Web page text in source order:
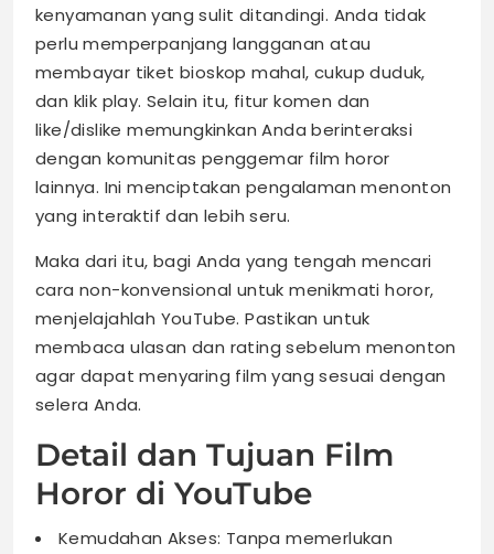
kenyamanan yang sulit ditandingi. Anda tidak
perlu memperpanjang langganan atau
membayar tiket bioskop mahal, cukup duduk,
dan klik play. Selain itu, fitur komen dan
like/dislike memungkinkan Anda berinteraksi
dengan komunitas penggemar film horor
lainnya. Ini menciptakan pengalaman menonton
yang interaktif dan lebih seru.
Maka dari itu, bagi Anda yang tengah mencari
cara non-konvensional untuk menikmati horor,
menjelajahlah YouTube. Pastikan untuk
membaca ulasan dan rating sebelum menonton
agar dapat menyaring film yang sesuai dengan
selera Anda.
Detail dan Tujuan Film
Horor di YouTube
Kemudahan Akses: Tanpa memerlukan